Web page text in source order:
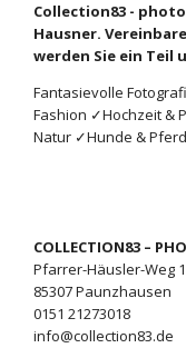
Collection83 -
Hausner.
werden Sie ein Teil
Fantasievolle
Fashion ✓Hochzeit &
Natur ✓Hunde &
COLLECTION83 –
Pfarrer-Häusler-Weg 1
85307 Paunzhausen
‭0151 21273018‬
info@collection83.de